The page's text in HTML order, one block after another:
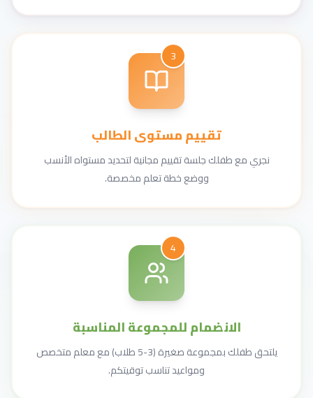
3
تقييم مستوى الطالب
نجري مع طفلك جلسة تقييم مجانية لتحديد مستواه الأنسب
ووضع خطة تعلم مخصصة.
4
الانضمام للمجموعة المناسبة
يلتحق طفلك بمجموعة صغيرة (3-5 طلاب) مع معلم متخصص
ومواعيد تناسب توقيتكم.